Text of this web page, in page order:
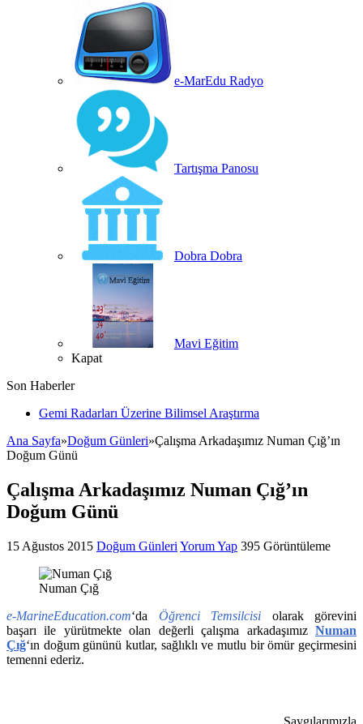
e-MarEdu Radyo
Tartışma Panosu
Dobra Dobra
Mavi Eğitim
Kapat
Son Haberler
Gemi Radarları Üzerine Bilimsel Araştırma
Ana Sayfa»Doğum Günleri»Çalışma Arkadaşımız Numan Çığ’ın
Doğum Günü
Çalışma Arkadaşımız Numan Çığ’ın
Doğum Günü
15 Ağustos 2015 Doğum Günleri Yorum Yap 395 Görüntüleme
Numan Çığ
e-MarineEducation.com‘da Öğrenci Temsilcisi olarak görevini
başarı ile yürütmekte olan değerli çalışma arkadaşımız Numan
Çığ‘ın doğum gününü kutlar, sağlıklı ve mutlu bir ömür geçirmesini
temenni ederiz.
Saygılarımızla